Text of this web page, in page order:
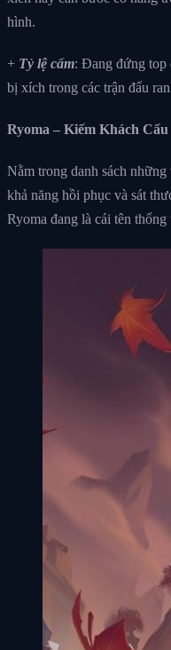
hình.
+ Tỷ lệ cấm: Đang đứng top
bị xích trong các trận đấu
Ryoma – Kiếm Khách
Nằm trong danh sách
khả năng hồi phục và sát
Ryoma đang là cái tên